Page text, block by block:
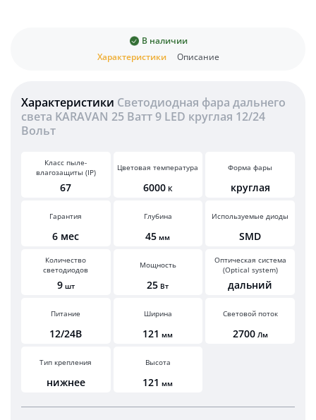
Характеристики Описание
В наличии
Характеристики Светодиодная фара дальнего
света KARAVAN 25 Ватт 9 LED круглая 12/24
Вольт
Класс пыле-
влагозащиты (IP)
67
Цветовая температура
6000 К
Форма фары
круглая
Гарантия
6 мес
Глубина
45 мм
Используемые диоды
SMD
Количество
светодиодов
9 шт
Мощность
25 Вт
Оптическая система
(Optical system)
дальний
Питание
12/24В
Ширина
121 мм
Световой поток
2700 Лм
Тип крепления
нижнее
Высота
121 мм